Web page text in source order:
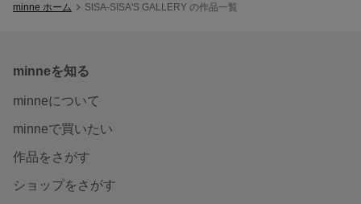
minne ホーム SISA-SISA'S GALLERY の作品一覧
minneを知る
minneについて
minneで買いたい
作品をさがす
ショップをさがす